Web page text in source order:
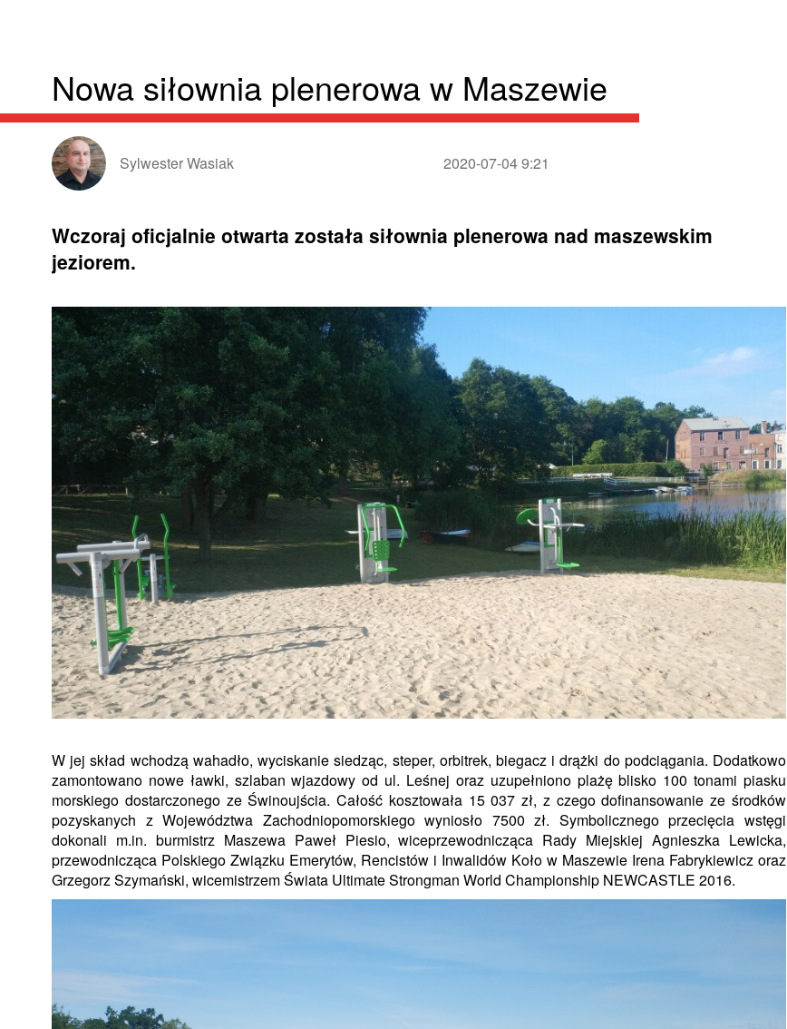
Nowa siłownia plenerowa w Maszewie
Sylwester Wasiak 2020-07-04 9:21
Wczoraj oficjalnie otwarta została siłownia plenerowa nad maszewskim
jeziorem.
W jej skład wchodzą wahadło, wyciskanie siedząc, steper, orbitrek, biegacz i drążki do podciągania. Dodatkowo
zamontowano nowe ławki, szlaban wjazdowy od ul. Leśnej oraz uzupełniono plażę blisko 100 tonami piasku
morskiego dostarczonego ze Świnoujścia. Całość kosztowała 15 037 zł, z czego dofinansowanie ze środków
pozyskanych z Województwa Zachodniopomorskiego wyniosło 7500 zł. Symbolicznego przecięcia wstęgi
dokonali m.in. burmistrz Maszewa Paweł Piesio, wiceprzewodnicząca Rady Miejskiej Agnieszka Lewicka,
przewodnicząca Polskiego Związku Emerytów, Rencistów i Inwalidów Koło w Maszewie Irena Fabrykiewicz oraz
Grzegorz Szymański, wicemistrzem Świata Ultimate Strongman World Championship NEWCASTLE 2016.